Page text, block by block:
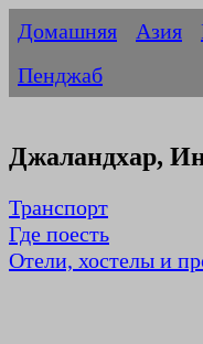
Домашняя Азия
Пенджаб
Джаландхар,
Транспорт
Где поесть
Отели, хостелы и